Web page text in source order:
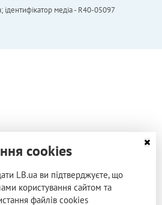
ідентифікатор медіа - R40-05097
cookies
LB.ua ви підтверджуєте, що
користування сайтом та
файлів cookies